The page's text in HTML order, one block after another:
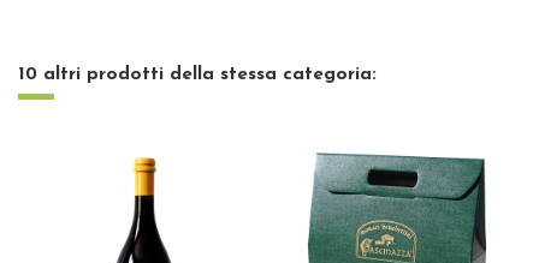
10 altri prodotti della stessa categoria: